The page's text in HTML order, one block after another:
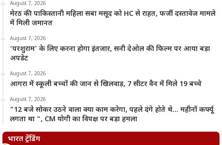
August 7, 2026
मेरठ की पाकिस्तानी महिला सबा मसूद को HC से राहत, फर्जी दस्तावेज मामले
में मिली जमानत
August 7, 2026
‘परशुराम’ के लिए करना होगा इंतजार, सनी देओल की फिल्म पर आया बड़ा
अपडेट
August 7, 2026
आगरा में स्कूली बच्चों की जान से खिलवाड़, 7 सीटर वैन में मिले 19 बच्चे
August 7, 2026
“12 बजे सोकर उठने वाला क्या काम करेगा, पहले दंगे होते थे… महीनों कर्फ्यू
लगता था “, CM योगी का विपक्ष पर बड़ा हमला
भारत ट्रेंडिंग